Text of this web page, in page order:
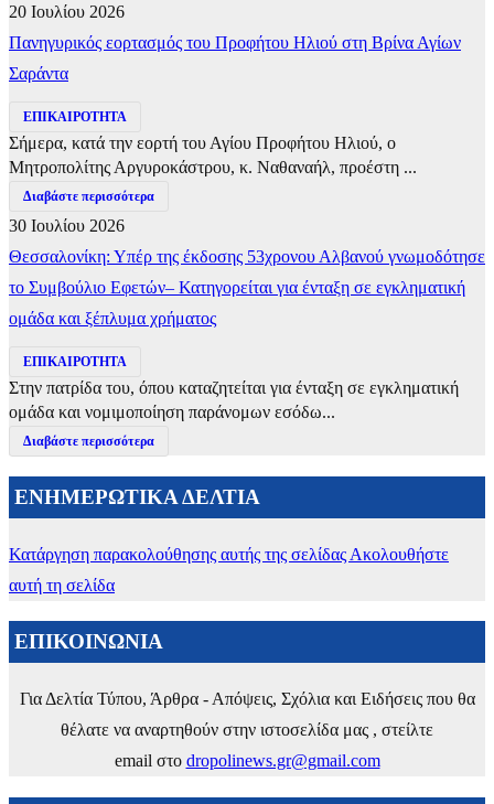
20 Ιουλίου 2026
Πανηγυρικός εορτασμός του Προφήτου Ηλιού στη Βρίνα Αγίων
Σαράντα
ΕΠΙΚΑΙΡΟΤΗΤΑ
Σήμερα, κατά την εορτή του Αγίου Προφήτου Ηλιού, ο
Μητροπολίτης Αργυροκάστρου, κ. Ναθαναήλ, προέστη ...
Διαβάστε περισσότερα
30 Ιουλίου 2026
Θεσσαλονίκη: Υπέρ της έκδοσης 53χρονου Αλβανού γνωμοδότησε
το Συμβούλιο Εφετών– Κατηγορείται για ένταξη σε εγκληματική
ομάδα και ξέπλυμα χρήματος
ΕΠΙΚΑΙΡΟΤΗΤΑ
Στην πατρίδα του, όπου καταζητείται για ένταξη σε εγκληματική
ομάδα και νομιμοποίηση παράνομων εσόδω...
Διαβάστε περισσότερα
ΕΝΗΜΕΡΩΤΙΚΑ ΔΕΛΤΙΑ
Κατάργηση παρακολούθησης αυτής της σελίδας Ακολουθήστε
αυτή τη σελίδα
ΕΠΙΚΟΙΝΩΝΙΑ
Για Δελτία Τύπου, Άρθρα - Απόψεις, Σχόλια και Ειδήσεις που θα
θέλατε να αναρτηθούν στην ιστοσελίδα μας , στείλτε
email στο dropolinews.gr@gmail.com